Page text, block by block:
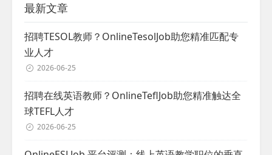
最新文章
招聘TESOL教师？OnlineTesolJob助您精准匹配专
业人才
2026-06-25
招聘在线英语教师？OnlineTeflJob助您精准触达全
球TEFL人才
2026-06-25